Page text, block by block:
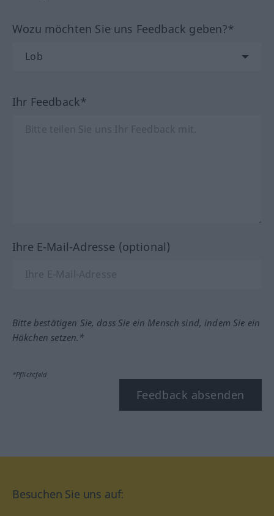
Wozu möchten Sie uns Feedback geben?*
Ihr Feedback*
Ihre E-Mail-Adresse (optional)
Bitte bestätigen Sie, dass Sie ein Mensch sind, indem Sie ein
Häkchen setzen.*
*Pflichtfeld
Feedback absenden
Besuchen Sie uns auf: